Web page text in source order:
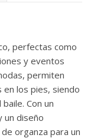
perfectas como
y eventos
permiten
los pies, siendo
Con un
un diseño
organza para un